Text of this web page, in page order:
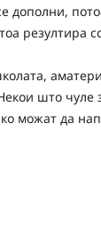
дополни,
резултира
што чуле
можат да